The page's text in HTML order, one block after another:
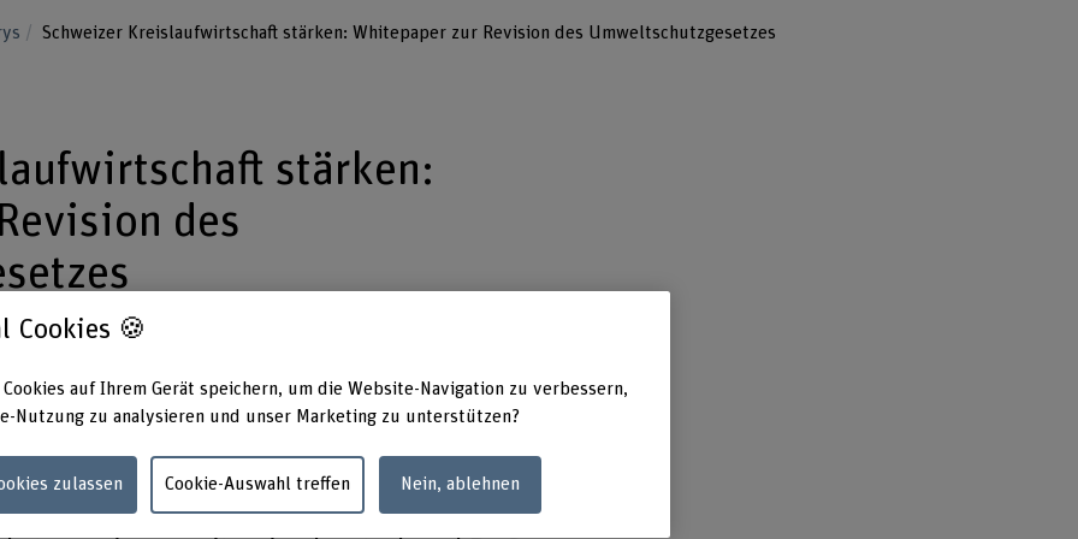
Schweizer Kreislaufwirtschaft stärken: Whitepaper zur Revision des Umweltschutzgesetzes
stärken:
des
in der Schweiz zu stärken, wurde
Umweltschutzgesetzes (USG)
das konkret für diejenigen
wollen?
Cookies 🍪
auf Ihrem Gerät speichern, um die Website-Navigation zu verbessern,
Nutzung zu analysieren und unser Marketing zu unterstützen?
zulassen Cookie-Auswahl treffen Nein, ablehnen